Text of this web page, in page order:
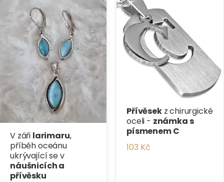
V záři larimaru,
příběh oceánu
ukrývající se v
náušnicích a
přívěsku
Přívěsekz chirurgické
oceli - známka s
písmenem C
103 Kč